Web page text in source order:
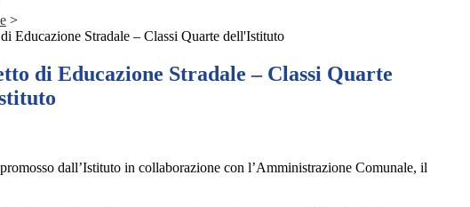
>
Educazione Stradale – Classi Quarte dell'Istituto
di Educazione Stradale – Classi Quarte
dall’Istituto in collaborazione con l’Amministrazione Comunale, il